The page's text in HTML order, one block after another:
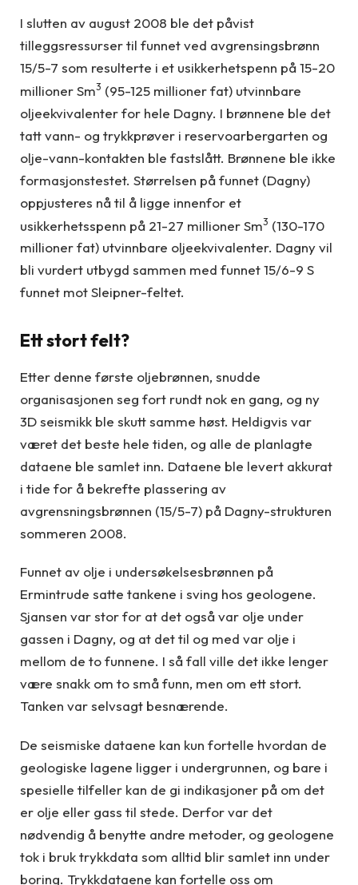
I slutten av august 2008 ble det påvist
tilleggsressurser til funnet ved avgrensingsbrønn
15/5-7 som resulterte i et usikkerhetspenn på 15-20
millioner Sm3 (95-125 millioner fat) utvinnbare
oljeekvivalenter for hele Dagny. I brønnene ble det
tatt vann- og trykkprøver i reservoarbergarten og
olje-vann-kontakten ble fastslått. Brønnene ble ikke
formasjonstestet. Størrelsen på funnet (Dagny)
oppjusteres nå til å ligge innenfor et
usikkerhetsspenn på 21-27 millioner Sm3 (130-170
millioner fat) utvinnbare oljeekvivalenter. Dagny vil
bli vurdert utbygd sammen med funnet 15/6-9 S
funnet mot Sleipner-feltet.
Ett stort felt?
Etter denne første oljebrønnen, snudde
organisasjonen seg fort rundt nok en gang, og ny
3D seismikk ble skutt samme høst. Heldigvis var
været det beste hele tiden, og alle de planlagte
dataene ble samlet inn. Dataene ble levert akkurat
i tide for å bekrefte plassering av
avgrensningsbrønnen (15/5-7) på Dagny-strukturen
sommeren 2008.
Funnet av olje i undersøkelsesbrønnen på
Ermintrude satte tankene i sving hos geologene.
Sjansen var stor for at det også var olje under
gassen i Dagny, og at det til og med var olje i
mellom de to funnene. I så fall ville det ikke lenger
være snakk om to små funn, men om ett stort.
Tanken var selvsagt besnærende.
De seismiske dataene kan kun fortelle hvordan de
geologiske lagene ligger i undergrunnen, og bare i
spesielle tilfeller kan de gi indikasjoner på om det
er olje eller gass til stede. Derfor var det
nødvendig å benytte andre metoder, og geologene
tok i bruk trykkdata som alltid blir samlet inn under
boring. Trykkdataene kan fortelle oss om